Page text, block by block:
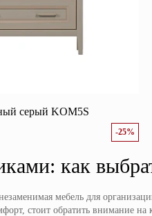
серый KOM5S
-25%
как
мебель для
стоит обратить внимание